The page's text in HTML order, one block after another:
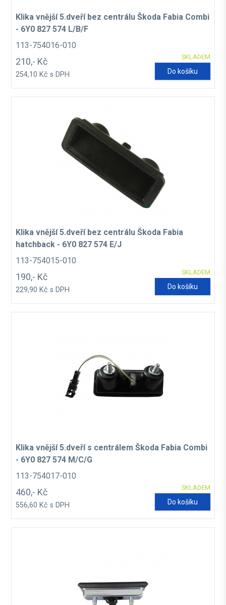
Klika vnější 5.dveří bez centrálu Škoda Fabia Combi
- 6Y0 827 574 L/B/F
113-754016-010
SKLADEM
210,- Kč
254,10 Kč s DPH Do košíku
Klika vnější 5.dveří bez centrálu Škoda Fabia
hatchback - 6Y0 827 574 E/J
113-754015-010
SKLADEM
190,- Kč
229,90 Kč s DPH Do košíku
Klika vnější 5.dveří s centrálem Škoda Fabia Combi
- 6Y0 827 574 M/C/G
113-754017-010
SKLADEM
460,- Kč
556,60 Kč s DPH Do košíku